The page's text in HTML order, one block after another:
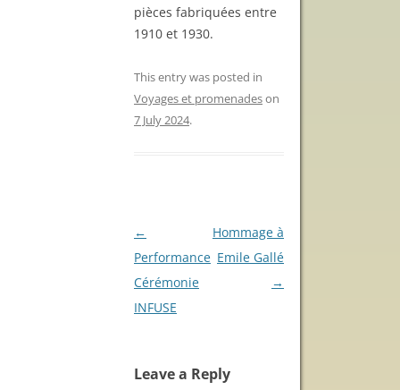
pièces fabriquées entre
1910 et 1930.
This entry was posted in
Voyages et promenadeson
7 July 2024.
Post
navigation
←
Performance
Cérémonie
INFUSE
Hommage à
Emile Gallé
→
Leave a Reply